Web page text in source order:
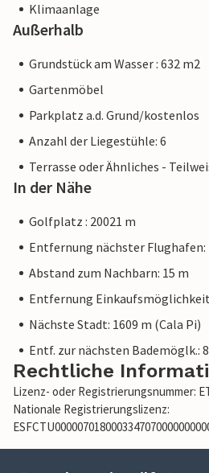
Klimaanlage
Außerhalb
Grundstück am Wasser : 632 m2
Gartenmöbel
Parkplatz a.d. Grund/kostenlos
Anzahl der Liegestühle: 6
Terrasse oder Ähnliches -
In der Nähe
Golfplatz : 20021 m
Entfernung nächster Flughafen:
Abstand zum Nachbarn: 15 m
Entfernung
Nächste Stadt: 1609 m (Cala Pi)
Entf. zur nächsten Bademöglk.:
Rechtliche
Lizenz- oder Registrierungsnummer:
Nationale Registrierungslizenz: